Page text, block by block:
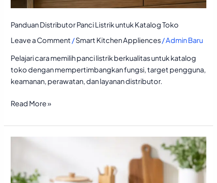
Panduan Distributor Panci Listrik untuk Katalog Toko
Leave a Comment /Smart Kitchen Appliences/Admin Baru
Pelajari cara memilih panci listrik berkualitas untuk katalog
toko dengan mempertimbangkan fungsi, target pengguna,
keamanan, perawatan, dan layanan distributor.
Read More »
Termurah